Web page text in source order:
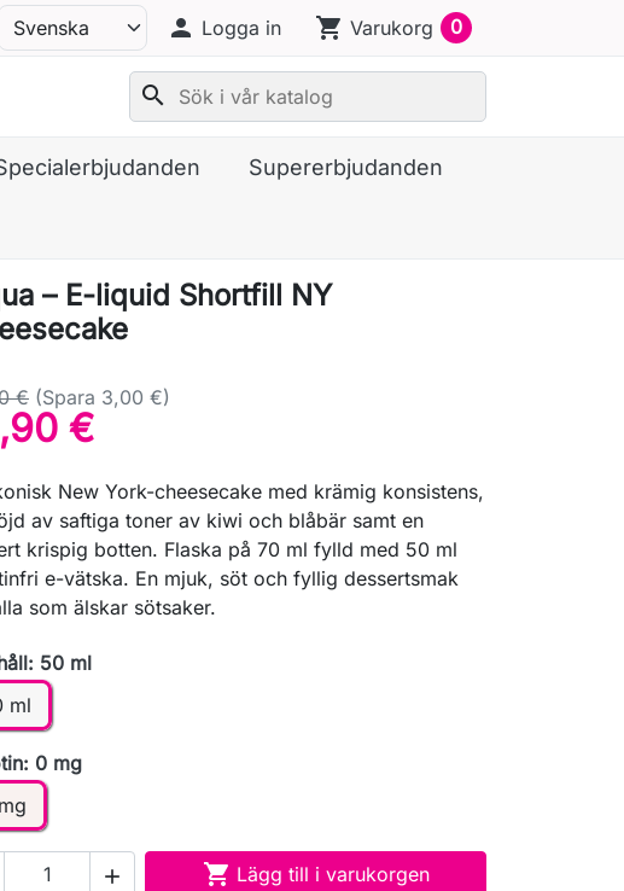
person Logga in shopping_cart Varukorg 0
search
Supererbjudanden
– E-liquid Shortfill NY
€ (Spara 3,00 €)
€
New York-cheesecake med krämig konsistens,
av saftiga toner av kiwi och blåbär samt en
krispig botten. Flaska på 70 ml fylld med 50 ml
e-vätska. En mjuk, söt och fyllig dessertsmak
som älskar sötsaker.
50 ml
ml
0 mg
  Lägg till i varukorgen